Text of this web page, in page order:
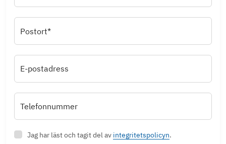
Postort*
E-postadress
Telefonnummer
Jag har läst och tagit del av integritetspolicyn.